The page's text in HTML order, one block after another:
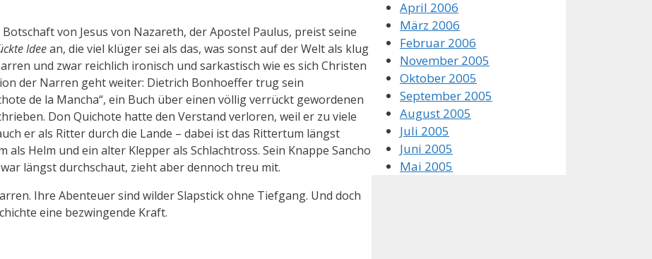
von Jesus von Nazareth, der Apostel Paulus, preist seine
Ideean, die viel klüger sei als das, was sonst auf der Welt als klug
und zwar reichlich ironisch und sarkastisch wie es sich Christen
der Narren geht weiter: Dietrich Bonhoeffer trug sein
de la Mancha“, ein Buch über einen völlig verrückt gewordenen
Don Quichote hatte den Verstand verloren, weil er zu viele
er als Ritter durch die Lande – dabei ist das Rittertum längst
Helm und ein alter Klepper als Schlachtross. Sein Knappe Sancho
längst durchschaut, zieht aber dennoch treu mit.
Ihre Abenteuer sind wilder Slapstick ohne Tiefgang. Und doch
eine bezwingende Kraft.
April 2006
März 2006
Februar 2006
November 2005
Oktober 2005
September 2005
August 2005
Juli 2005
Juni 2005
Mai 2005